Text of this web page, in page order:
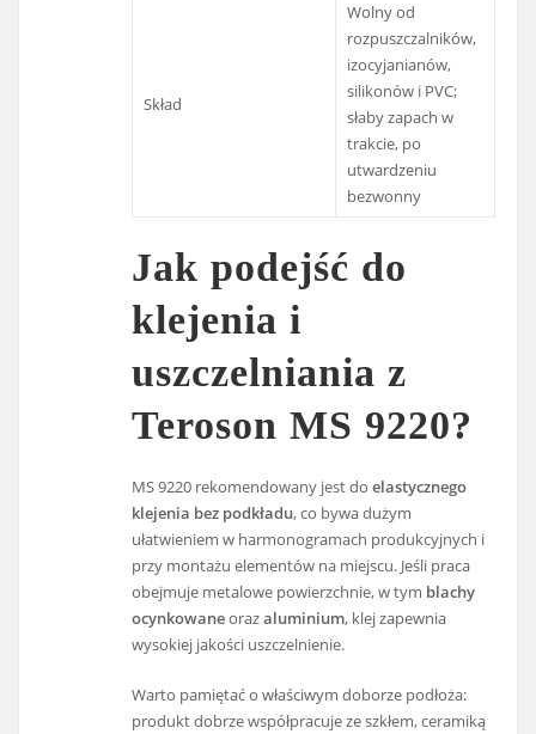
Skład
Wolny od
rozpuszczalników,
izocyjanianów,
silikonów i PVC;
słaby zapach w
trakcie, po
utwardzeniu
bezwonny
Jak podejść do
klejenia i
uszczelniania z
Teroson MS 9220?
MS 9220 rekomendowany jest doelastycznego
klejenia bez podkładu, co bywa dużym
ułatwieniem w harmonogramach produkcyjnych i
przy montażu elementów na miejscu. Jeśli praca
obejmuje metalowe powierzchnie, w tym blachy
ocynkowaneorazaluminium, klej zapewnia
wysokiej jakości uszczelnienie.
Warto pamiętać o właściwym doborze podłoża:
produkt dobrze współpracuje ze szkłem, ceramiką